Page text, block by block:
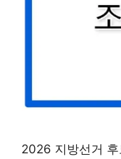
2026 지방선거